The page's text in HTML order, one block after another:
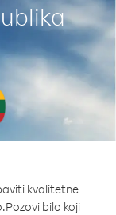
kvalitetne
Pozovi bilo koji